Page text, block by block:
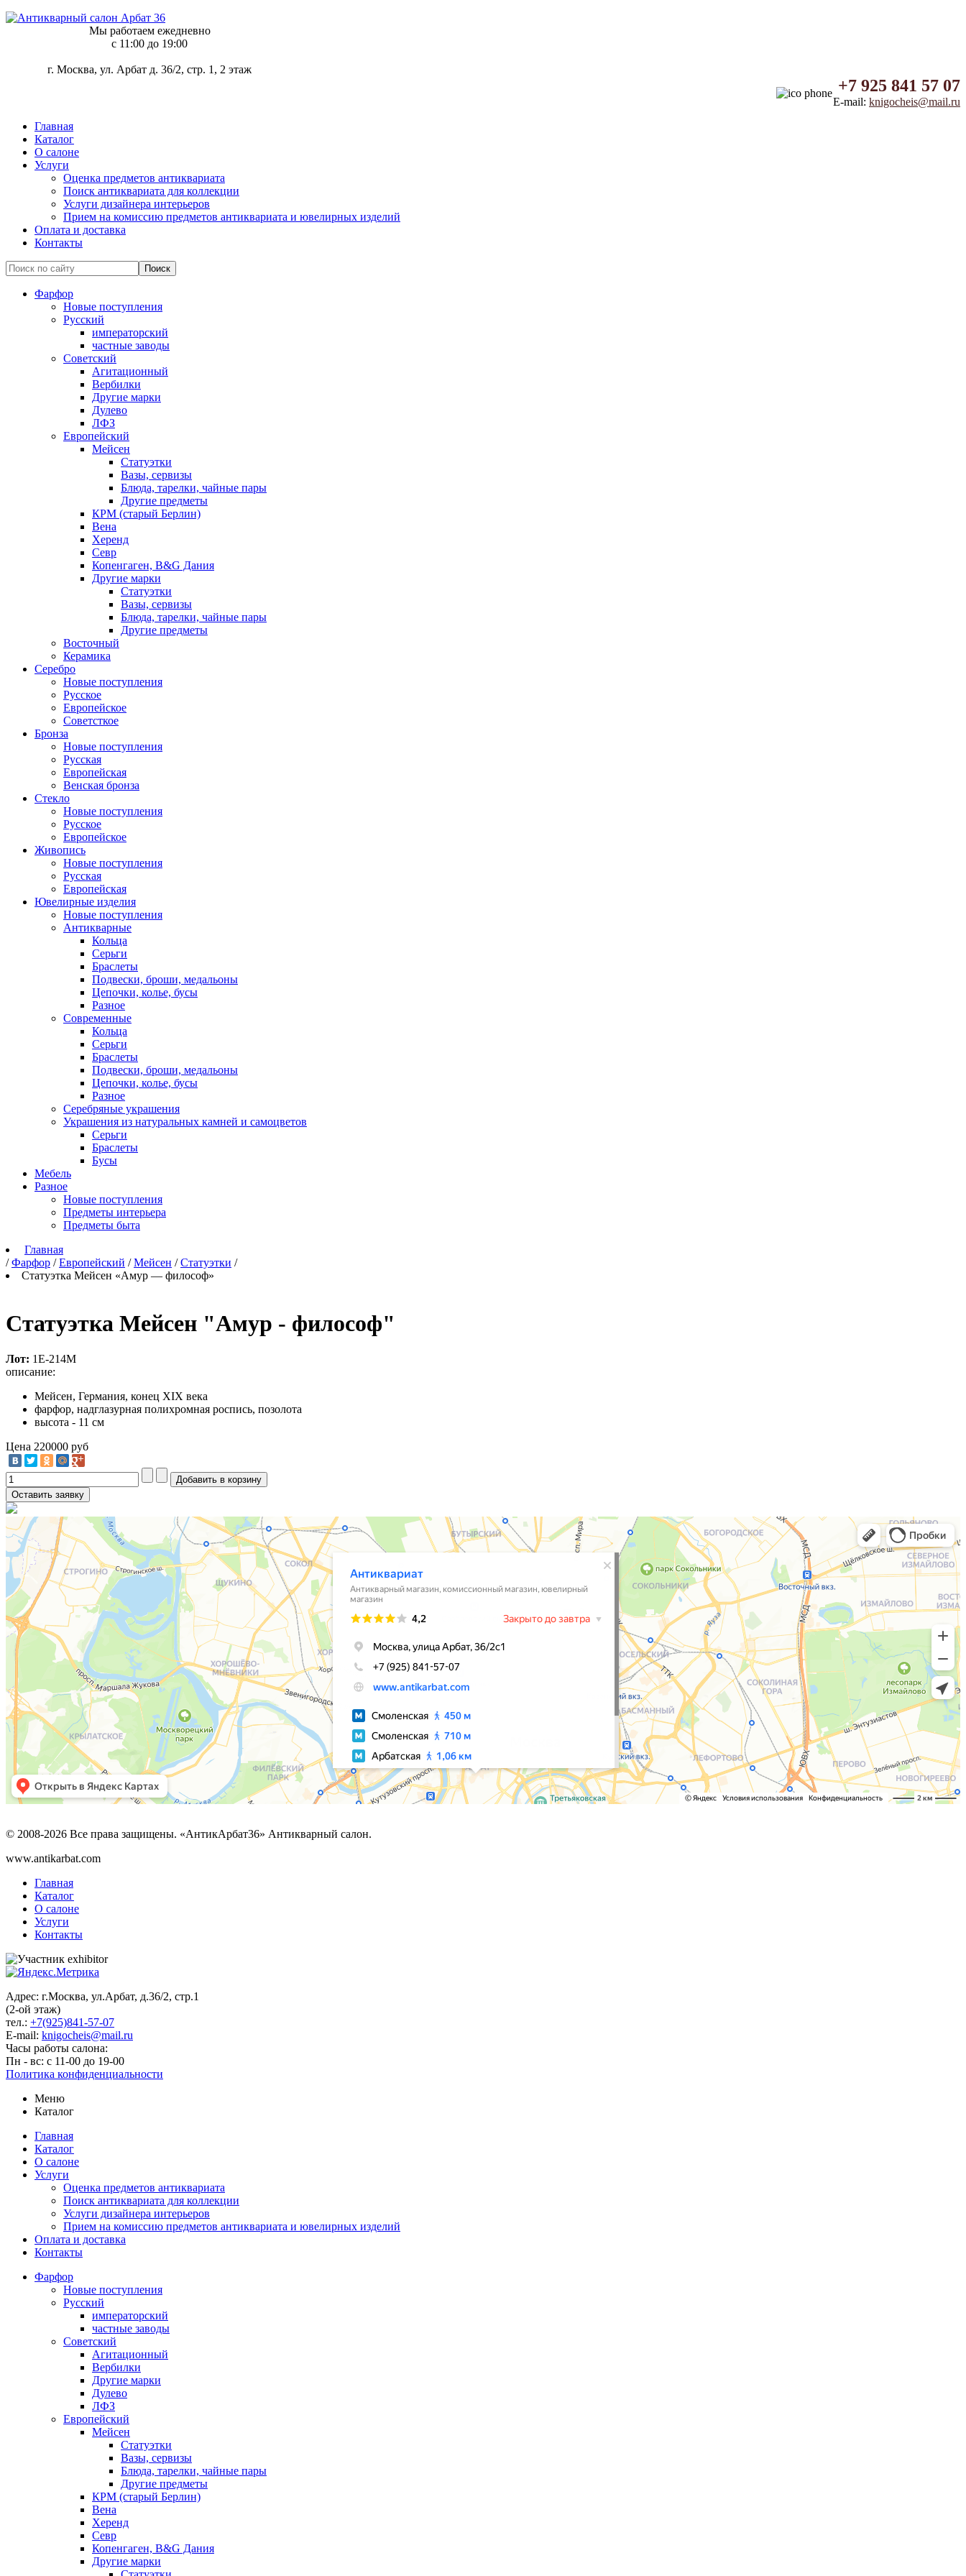
Мы работаем ежедневно
c 11:00 до 19:00
г. Москва, ул. Арбат д. 36/2, стр. 1, 2 этаж
+7 925 841 57 07
E-mail: knigocheis@mail.ru
Главная
Каталог
О салоне
Услуги
Оценка предметов антиквариата
Поиск антиквариата для коллекции
Услуги дизайнера интерьеров
Прием на комиссию предметов антиквариата и ювелирных изделий
Оплата и доставка
Контакты
Фарфор
Новые поступления
Русский
императорский
частные заводы
Советский
Агитационный
Вербилки
Другие марки
Дулево
ЛФЗ
Европейский
Мейсен
Статуэтки
Вазы, сервизы
Блюда, тарелки, чайные пары
Другие предметы
КРМ (старый Берлин)
Вена
Херенд
Севр
Копенгаген, B&G Дания
Другие марки
Статуэтки
Вазы, сервизы
Блюда, тарелки, чайные пары
Другие предметы
Восточный
Керамика
Серебро
Новые поступления
Русское
Европейское
Советсткое
Бронза
Новые поступления
Русская
Европейская
Венская бронза
Стекло
Новые поступления
Русское
Европейское
Живопись
Новые поступления
Русская
Европейская
Ювелирные изделия
Новые поступления
Антикварные
Кольца
Серьги
Браслеты
Подвески, броши, медальоны
Цепочки, колье, бусы
Разное
Современные
Кольца
Серьги
Браслеты
Подвески, броши, медальоны
Цепочки, колье, бусы
Разное
Серебряные украшения
Украшения из натуральных камней и самоцветов
Серьги
Браслеты
Бусы
Мебель
Разное
Новые поступления
Предметы интерьера
Предметы быта
Главная
/ Фарфор / Европейский / Мейсен / Статуэтки /
Статуэтка Мейсен «Амур — философ»
Статуэтка Мейсен "Амур - философ"
Лот: 1Е-214М
описание:
Мейсен, Германия, конец XIX века
фарфор, надглазурная полихромная роспись, позолота
высота - 11 см
Цена 220000 руб
© 2008-2026 Все права защищены. «АнтикАрбат36» Антикварный салон.
www.antikarbat.com
Главная
Каталог
О салоне
Услуги
Контакты
Адрес: г.Москва, ул.Арбат, д.36/2, стр.1
(2-ой этаж)
тел.: +7(925)841-57-07
E-mail: knigocheis@mail.ru
Часы работы салона:
Пн - вс: с 11-00 до 19-00
Политика конфиденциальности
Меню
Каталог
Главная
Каталог
О салоне
Услуги
Оценка предметов антиквариата
Поиск антиквариата для коллекции
Услуги дизайнера интерьеров
Прием на комиссию предметов антиквариата и ювелирных изделий
Оплата и доставка
Контакты
Фарфор
Новые поступления
Русский
императорский
частные заводы
Советский
Агитационный
Вербилки
Другие марки
Дулево
ЛФЗ
Европейский
Мейсен
Статуэтки
Вазы, сервизы
Блюда, тарелки, чайные пары
Другие предметы
КРМ (старый Берлин)
Вена
Херенд
Севр
Копенгаген, B&G Дания
Другие марки